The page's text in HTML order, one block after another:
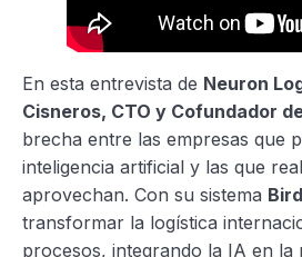
En esta entrevista de Neuron
Cisneros, CTO y Cofundador
brecha entre las empresas que
inteligencia artificial y las que
aprovechan. Con su sistema
transformar la logística
procesos, integrando la IA en la